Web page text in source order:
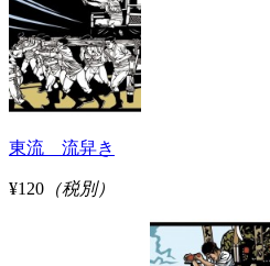
東流 流舁き
¥120 （税別）